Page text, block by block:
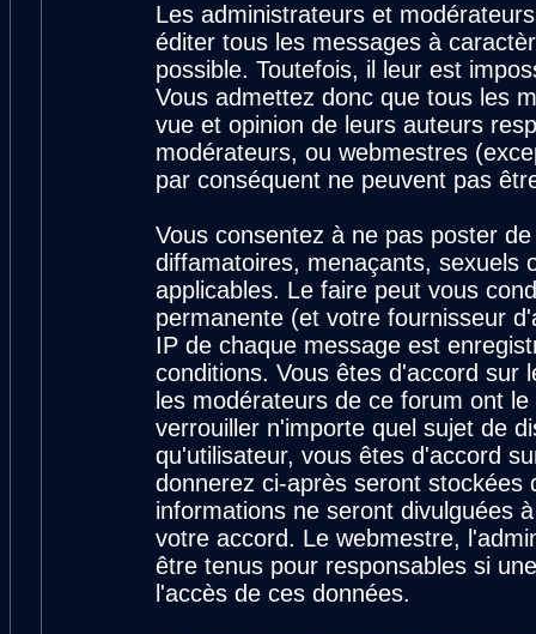
Les administrateurs et
éditer tous les messages à
possible. Toutefois, il leur est
Vous admettez donc que tous les
vue et opinion de leurs auteurs
modérateurs, ou webmestres
par conséquent ne peuvent pas
Vous consentez à ne pas poster
diffamatoires, menaçants, sexuels
applicables. Le faire peut vous
permanente (et votre fournisseur
IP de chaque message est
conditions. Vous êtes d'accord sur
les modérateurs de ce forum ont
verrouiller n'importe quel sujet de
qu'utilisateur, vous êtes d'accord
donnerez ci-après seront stockées
informations ne seront divulguées
votre accord. Le webmestre,
être tenus pour responsables si
l'accès de ces données.